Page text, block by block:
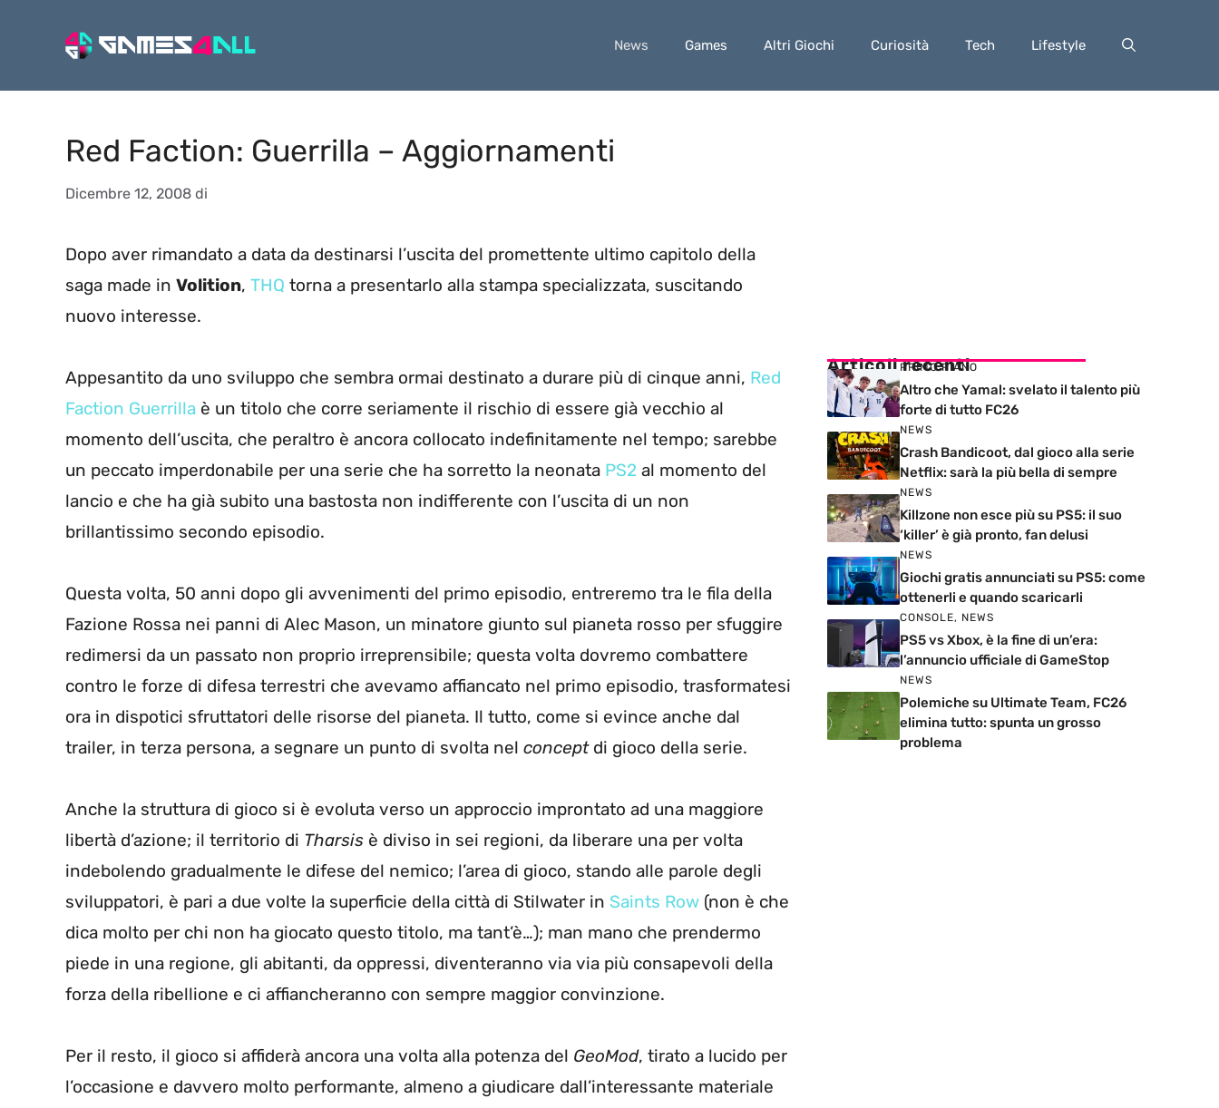
News Games Altri Giochi Curiosità Tech Lifestyle
Red Faction: Guerrilla – Aggiornamenti
Dicembre 12, 2008 di
Dopo aver rimandato a data da destinarsi l’uscita del promettente ultimo capitolo della
saga made in Volition, THQ torna a presentarlo alla stampa specializzata, suscitando
nuovo interesse.
Appesantito da uno sviluppo che sembra ormai destinato a durare più di cinque anni, Red
Faction Guerrilla è un titolo che corre seriamente il rischio di essere già vecchio al
momento dell’uscita, che peraltro è ancora collocato indefinitamente nel tempo; sarebbe
un peccato imperdonabile per una serie che ha sorretto la neonata PS2 al momento del
lancio e che ha già subito una bastosta non indifferente con l’uscita di un non
brillantissimo secondo episodio.
Questa volta, 50 anni dopo gli avvenimenti del primo episodio, entreremo tra le fila della
Fazione Rossa nei panni di Alec Mason, un minatore giunto sul pianeta rosso per sfuggire
redimersi da un passato non proprio irreprensibile; questa volta dovremo combattere
contro le forze di difesa terrestri che avevamo affiancato nel primo episodio, trasformatesi
ora in dispotici sfruttatori delle risorse del pianeta. Il tutto, come si evince anche dal
trailer, in terza persona, a segnare un punto di svolta nel conceptdi gioco della serie.
Anche la struttura di gioco si è evoluta verso un approccio improntato ad una maggiore
libertà d’azione; il territorio di Tharsis è diviso in sei regioni, da liberare una per volta
indebolendo gradualmente le difese del nemico; l’area di gioco, stando alle parole degli
sviluppatori, è pari a due volte la superficie della città di Stilwater in Saints Row (non è che
dica molto per chi non ha giocato questo titolo, ma tant’è…); man mano che prendermo
piede in una regione, gli abitanti, da oppressi, diventeranno via via più consapevoli della
forza della ribellione e ci affiancheranno con sempre maggior convinzione.
Per il resto, il gioco si affiderà ancora una volta alla potenza del GeoMod, tirato a lucido per
l’occasione e davvero molto performante, almeno a giudicare dall’interessante materiale
Articoli recenti
PRIMO PIANO
Altro che Yamal: svelato il talento più
forte di tutto FC26
NEWS
Crash Bandicoot, dal gioco alla serie
Netflix: sarà la più bella di sempre
NEWS
Killzone non esce più su PS5: il suo
‘killer’ è già pronto, fan delusi
NEWS
Giochi gratis annunciati su PS5: come
ottenerli e quando scaricarli
CONSOLE, NEWS
PS5 vs Xbox, è la fine di un’era:
l’annuncio ufficiale di GameStop
NEWS
Polemiche su Ultimate Team, FC26
elimina tutto: spunta un grosso
problema